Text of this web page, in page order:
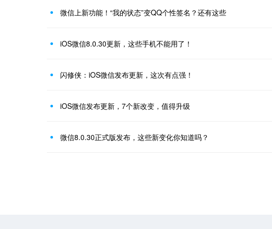
微信上新功能！“我的状态”变QQ个性签名？还有这些
iOS微信8.0.30更新，这些手机不能用了！
闪修侠：iOS微信发布更新，这次有点强！
iOS微信发布更新，7个新改变，值得升级
微信8.0.30正式版发布，这些新变化你知道吗？